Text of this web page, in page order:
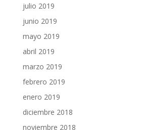
julio 2019
junio 2019
mayo 2019
abril 2019
marzo 2019
febrero 2019
enero 2019
diciembre 2018
noviembre 2018